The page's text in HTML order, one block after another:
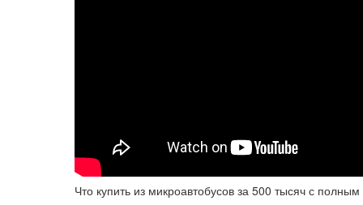
Что купить из микроавтобусов за 500 тысяч с